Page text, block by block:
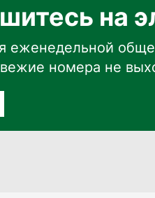
на
еженедельной
номера не